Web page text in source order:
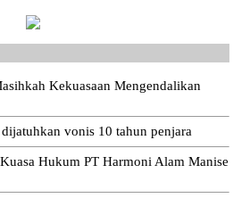
Kekuasaan Mengendalikan
vonis 10 tahun penjara
Hukum PT Harmoni Alam Manise